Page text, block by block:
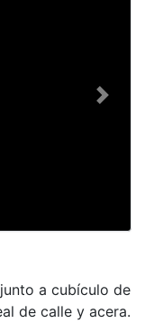
Next
a cubículo de
de calle y acera.